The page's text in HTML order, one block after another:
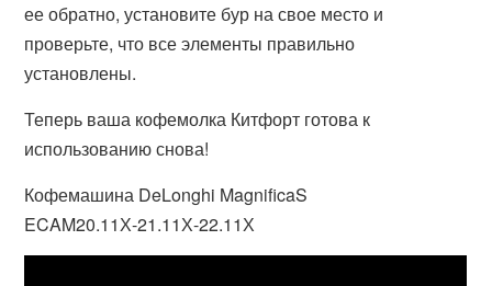
ее обратно, установите бур на свое место и
проверьте, что все элементы правильно
установлены.
Теперь ваша кофемолка Китфорт готова к
использованию снова!
Кофемашина DeLonghi MagnificaS
ECAM20.11Х-21.11Х-22.11Х